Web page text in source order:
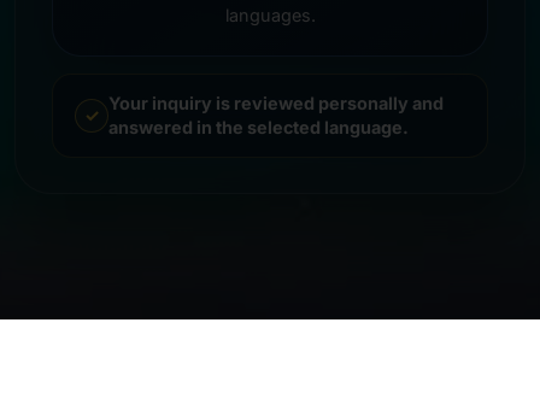
languages.
Your inquiry is reviewed personally and
answered in the selected language.